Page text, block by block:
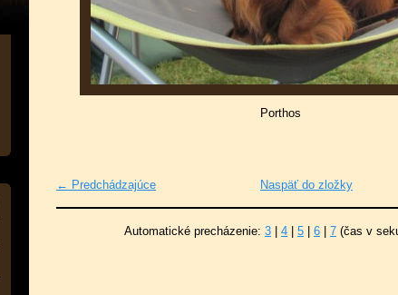
Porthos
← Predchádzajúce Naspäť do zložky
Automatické precházenie: 3 4 5 6 7 (čas v